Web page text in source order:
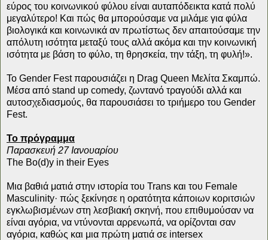
εύρος του κοινωνικού φύλου είναι αυταπόδεικτα κατά πολύ
μεγαλύτερο! Και πώς θα μπορούσαμε να μιλάμε για φύλα
βιολογικά και κοινωνικά αν πρωτίστως δεν απαιτούσαμε την
απόλυτη ισότητα μεταξύ τους αλλά ακόμα και την κοινωνική
ισότητα με βάση το φύλο, τη θρησκεία, την τάξη, τη φυλή!».
Το Gender Fest παρουσιάζει η Drag Queen Μελίτα Σκαμπώ.
Μέσα από stand up comedy, ζωντανό τραγούδι αλλά και
αυτοσχεδιασμούς, θα παρουσιάσει το τριήμερο του Gender
Fest.
Το πρόγραμμα
Παρασκευή 27 Ιανουαρίου
The Bo(d)y in their Eyes
Μια βαθιά ματιά στην ιστορία του Trans και του Female
Masculinity· πώς ξεκίνησε η ορατότητα κάποιων κοριτσιών
εγκλωβισμένων στη λεσβιακή σκηνή, που επιθυμούσαν να
είναι αγόρια, να ντύνονται αρρενωπά, να ορίζονται σαν
αγόρια, καθώς και μια πρώτη ματιά σε intersex